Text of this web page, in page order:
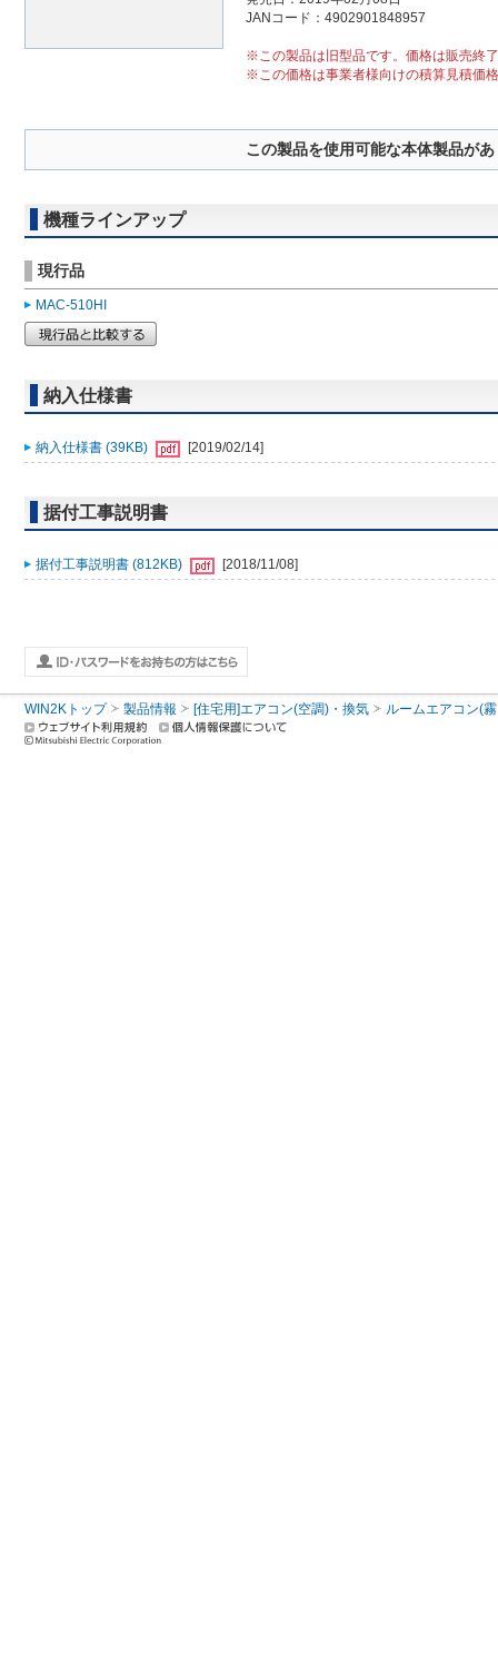
JANコード：4902901848957
※この製品は旧型品です。価格は販売終
※この価格は事業者様向けの積算見積価
この製品を使用可能な本体製品が
機種ラインアップ
現行品
MAC-510HI
納入仕様書
納入仕様書 (39KB) [2019/02/14]
据付工事説明書
据付工事説明書 (812KB) [2018/11/08]
WIN2Kトップ 製品情報 [住宅用]エアコン(空調)・換気 ルームエアコン(